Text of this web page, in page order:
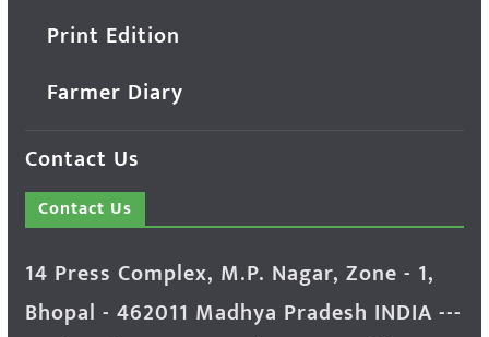
Print Edition
Farmer Diary
Contact Us
Contact Us
14 Press Complex, M.P. Nagar, Zone - 1,
Bhopal - 462011 Madhya Pradesh INDIA ---